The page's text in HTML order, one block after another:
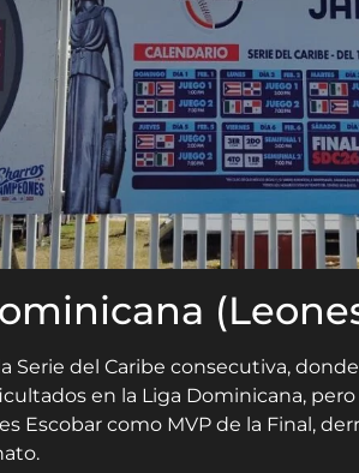
Serie del Caribe consecutiva,
en la Liga Dominicana,
Escobar como MVP de la Final,